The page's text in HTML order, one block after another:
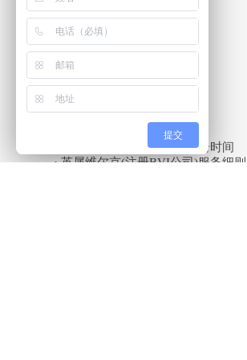
BVI公司章程
BVI公司股票
BVI公司董事及股东名册
BVI公司法定会议记录本
BVI公司签字章
.英属维尔京BVI公司注册注册时间
· 英属维尔京(注册BVI公司)服务细则
提交